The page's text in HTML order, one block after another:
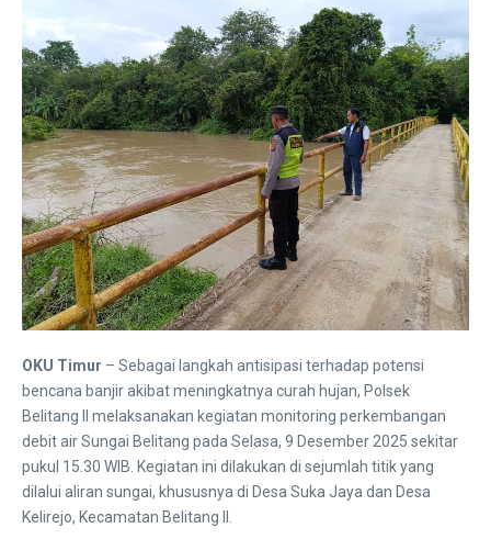
OKU Timur – Sebagai langkah antisipasi terhadap potensi
bencana banjir akibat meningkatnya curah hujan, Polsek
Belitang II melaksanakan kegiatan monitoring perkembangan
debit air Sungai Belitang pada Selasa, 9 Desember 2025 sekitar
pukul 15.30 WIB. Kegiatan ini dilakukan di sejumlah titik yang
dilalui aliran sungai, khususnya di Desa Suka Jaya dan Desa
Kelirejo, Kecamatan Belitang II.